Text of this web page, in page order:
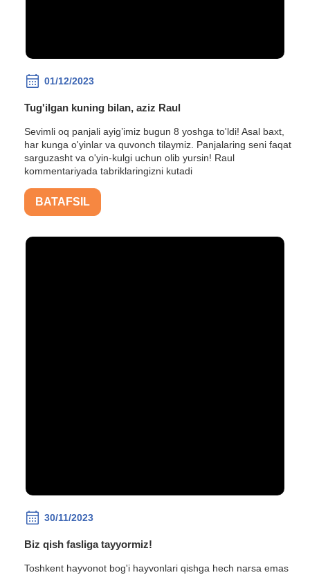
01/12/2023
Tug'ilgan kuning bilan, aziz Raul
Sevimli oq panjali ayig’imiz bugun 8 yoshga to'ldi! Asal baxt,
har kunga o'yinlar va quvonch tilaymiz. Panjalaring seni faqat
sarguzasht va o'yin-kulgi uchun olib yursin! Raul
kommentariyada tabriklaringizni kutadi
BATAFSIL
30/11/2023
Biz qish fasliga tayyormiz!
Toshkent hayvonot bog'i hayvonlari qishga hech narsa emas